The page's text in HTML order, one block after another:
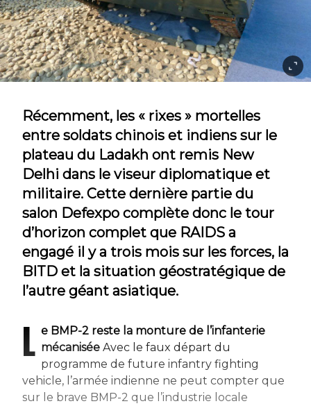
Récemment, les « rixes » mortelles
entre soldats chinois et indiens sur le
plateau du Ladakh ont remis New
Delhi dans le viseur diplomatique et
militaire. Cette dernière partie du
salon Defexpo complète donc le tour
d’horizon complet que RAIDS a
engagé il y a trois mois sur les forces, la
BITD et la situation géostratégique de
l’autre géant asiatique.
L e BMP-2 reste la monture de l’infanterie
mécanisée Avec le faux départ du
programme de future infantry fighting
vehicle, l’armée indienne ne peut compter que
sur le brave BMP-2 que l’industrie locale